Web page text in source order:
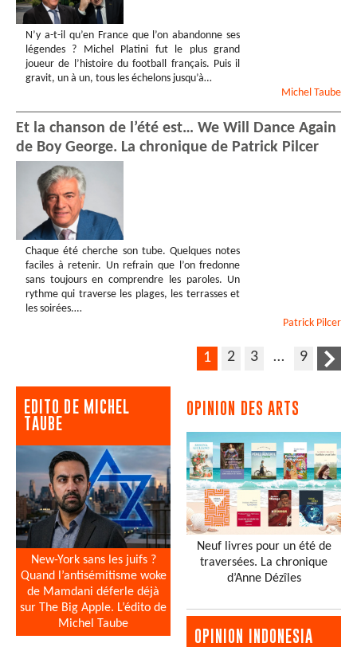
N’y a-t-il qu’en France que l’on abandonne ses
légendes ? Michel Platini fut le plus grand
joueur de l’histoire du football français. Puis il
gravit, un à un, tous les échelons jusqu’à…
Michel Taube
Et la chanson de l’été est… We Will Dance Again
de Boy George. La chronique de Patrick Pilcer
Chaque été cherche son tube. Quelques notes
faciles à retenir. Un refrain que l’on fredonne
sans toujours en comprendre les paroles. Un
rythme qui traverse les plages, les terrasses et
les soirées.…
Patrick Pilcer
1 2 3 … 9
EDITO DE MICHEL
TAUBE
New-York sans les juifs ?
Quand l’antisémitisme woke
de Mamdani déferle déjà
sur The Big Apple. L’édito de
Michel Taube
OPINION DES ARTS
Neuf livres pour un été de
traversées. La chronique
d’Anne Dézîles
OPINION INDONESIA